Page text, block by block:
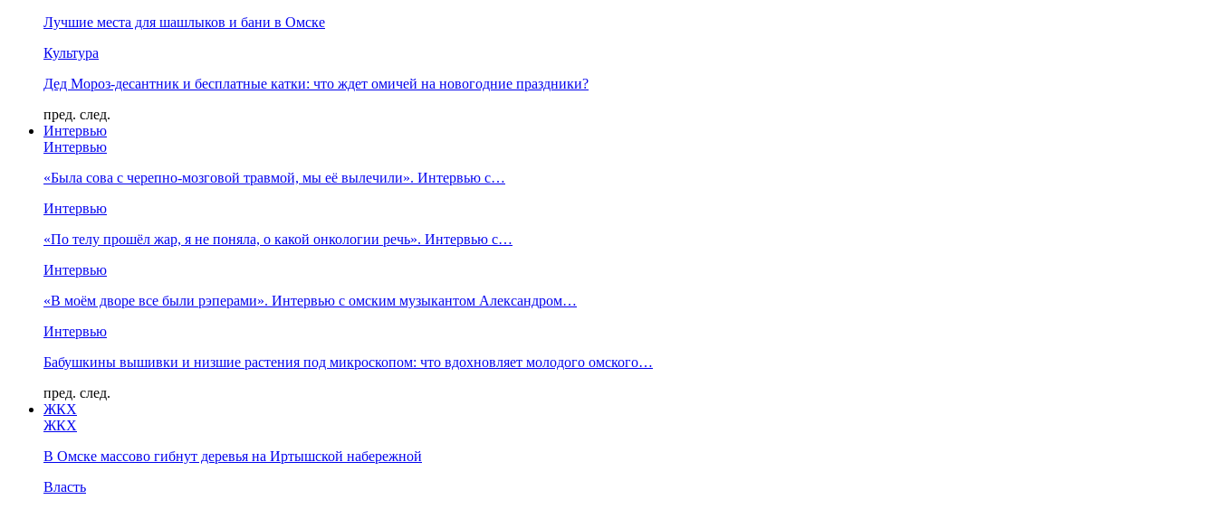
Лучшие места для шашлыков и бани в Омске
Культура
Дед Мороз-десантник и бесплатные катки: что ждет омичей на новогодние праздники?
пред. след.
Интервью
Интервью
«Была сова с черепно-мозговой травмой, мы её вылечили». Интервью с…
Интервью
«По телу прошёл жар, я не поняла, о какой онкологии речь». Интервью с…
Интервью
«В моём дворе все были рэперами». Интервью с омским музыкантом Александром…
Интервью
Бабушкины вышивки и низшие растения под микроскопом: что вдохновляет молодого омского…
пред. след.
ЖКХ
ЖКХ
В Омске массово гибнут деревья на Иртышской набережной
Власть